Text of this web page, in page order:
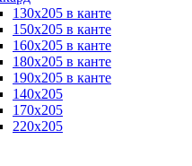
130х205 в канте
150х205 в канте
160х205 в канте
180х205 в канте
190х205 в канте
140х205
170х205
220х205